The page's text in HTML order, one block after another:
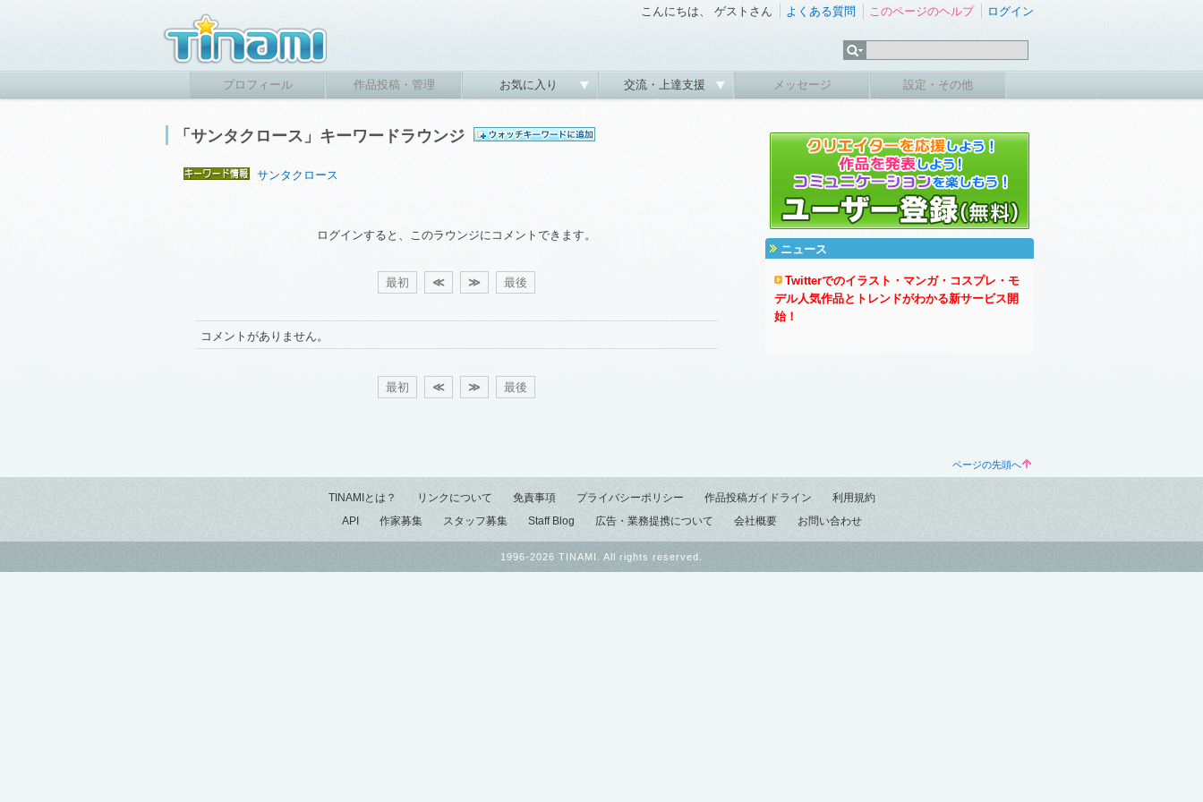
こんにちは、 ゲストさん よくある質問 このページのヘルプ ログイン
プロフィール 作品投稿・管理 お気に入り 交流・上達支援 メッセージ 設定・その他
「サンタクロース」キーワードラウンジ
サンタクロース
ログインすると、このラウンジにコメントできます。
最初 ≪ ≫ 最後
コメントがありません。
最初 ≪ ≫ 最後
ニュース
Twitterでのイラスト・マンガ・コスプレ・モ
デル人気作品とトレンドがわかる新サービス開
始！
ページの先頭へ
TINAMIとは？ リンクについて 免責事項 プライバシーポリシー 作品投稿ガイドライン
利用規約
API
作家募集 スタッフ募集 Staff Blog 広告・業務提携について 会社概要 お問い合わせ
1996-2026 TINAMI. All rights reserved.